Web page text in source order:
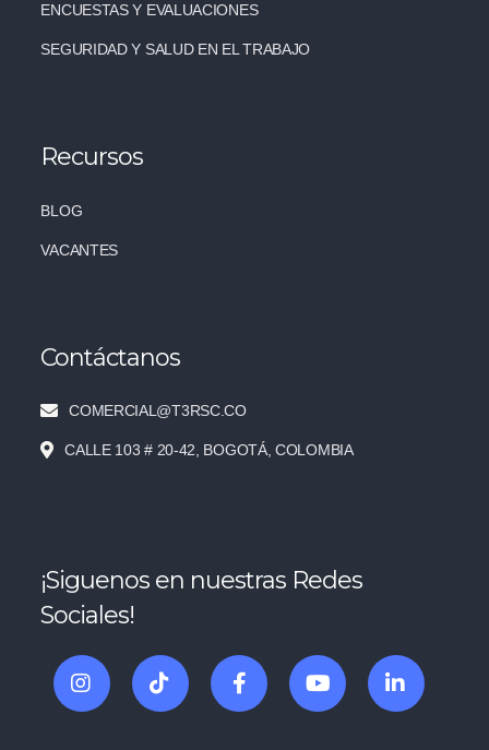
ENCUESTAS Y EVALUACIONES
SEGURIDAD Y SALUD EN EL TRABAJO
Recursos
BLOG
VACANTES
Contáctanos
COMERCIAL@T3RSC.CO
CALLE 103 # 20-42, BOGOTÁ, COLOMBIA
¡Siguenos en nuestras Redes
Sociales!